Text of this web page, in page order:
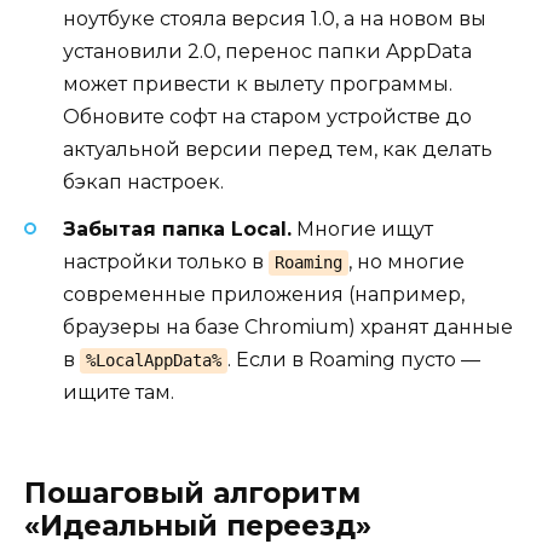
ноутбуке стояла версия 1.0, а на новом вы
установили 2.0, перенос папки AppData
может привести к вылету программы.
Обновите софт на старом устройстве до
актуальной версии перед тем, как делать
бэкап настроек.
Забытая папка Local. Многие ищут
настройки только в
Roaming , но многие
современные приложения (например,
браузеры на базе Chromium) хранят данные
в
%LocalAppData% . Если в Roaming пусто —
ищите там.
Пошаговый алгоритм
«Идеальный переезд»